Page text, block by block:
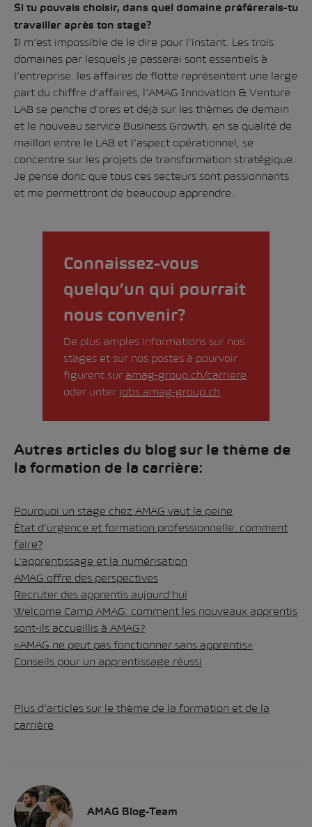
Si tu pouvais choisir, dans quel domaine préférerais-tu
travailler après ton stage?
Il m’est impossible de le dire pour l’instant. Les trois
domaines par lesquels je passerai sont essentiels à
l’entreprise: les affaires de flotte représentent une large
part du chiffre d’affaires, l’AMAG Innovation & Venture
LAB se penche d’ores et déjà sur les thèmes de demain
et le nouveau service Business Growth, en sa qualité de
maillon entre le LAB et l’aspect opérationnel, se
concentre sur les projets de transformation stratégique.
Je pense donc que tous ces secteurs sont passionnants
et me permettront de beaucoup apprendre.
Connaissez-vous
quelqu’un qui pourrait
nous convenir?
De plus amples informations sur nos
stages et sur nos postes à pourvoir
figurent sur amag-group.ch/carriere
oder unter jobs.amag-group.ch
Autres articles du blog sur le thème de
la formation de la carrière:
Pourquoi un stage chez AMAG vaut la peine
État d’urgence et formation professionnelle: comment
faire?
L’apprentissage et la numérisation
AMAG offre des perspectives
Recruter des apprentis aujourd’hui
Welcome Camp AMAG: comment les nouveaux apprentis
sont-ils accueillis à AMAG?
«AMAG ne peut pas fonctionner sans apprentis»
Conseils pour un apprentissage réussi
Plus d’articles sur le thème de la formation et de la
carrière
AMAG Blog-Team